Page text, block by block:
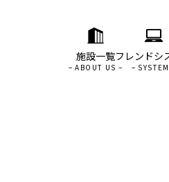
施設一覧フレンドシ